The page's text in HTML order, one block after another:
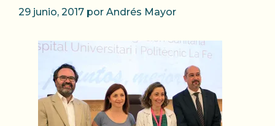
29 junio, 2017 por Andrés Mayor